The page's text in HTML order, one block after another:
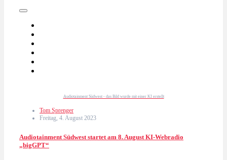
Audiotainment Südwest - das Bild wurde mit einer KI erstellt
Tom Sprenger
Freitag, 4. August 2023
Audiotainment Südwest startet am 8. August KI-Webradio
„bigGPT“